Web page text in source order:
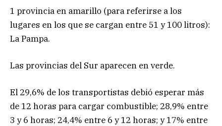
1 provincia en amarillo (para referirse a los
lugares en los que se cargan entre 51 y 100 litros):
La Pampa.
Las provincias del Sur aparecen en verde.
El 29,6% de los transportistas debió esperar más
de 12 horas para cargar combustible; 28,9% entre
3 y 6 horas; 24,4% entre 6 y 12 horas; y 17% entre